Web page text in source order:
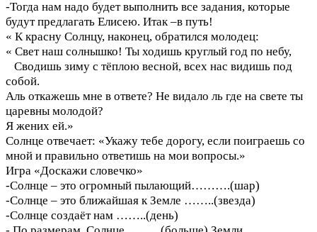
-Тогда нам надо будет выполнить все задания, которые
будут предлагать Елисею. Итак –в путь!
« К красну Солнцу, наконец, обратился молодец:
« Свет наш солнышко! Ты ходишь круглый год по небу,
Сводишь зиму с тёплою весной, всех нас видишь под
собой.
Аль откажешь мне в ответе? Не видало ль где на свете ты
царевны молодой?
Я жених ей.»
Солнце отвечает: «Укажу тебе дорогу, если поиграешь со
мной и правильно ответишь на мои вопросы.»
Игра «Доскажи словечко»
-Солнце – это огромный пылающий……….(шар)
-Солнце – это ближайшая к Земле ……..(звезда)
-Солнце создаёт нам ……..(день)